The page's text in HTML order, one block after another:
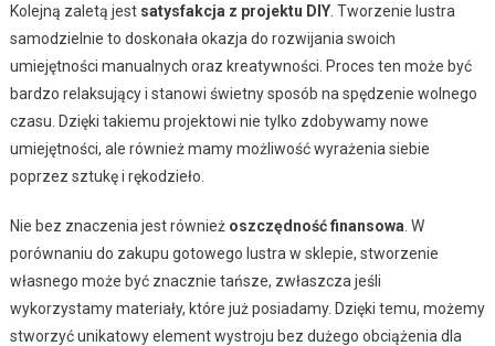
Kolejną zaletą jest satysfakcja z projektu DIY. Tworzenie lustra
samodzielnie to doskonała okazja do rozwijania swoich
umiejętności manualnych oraz kreatywności. Proces ten może być
bardzo relaksujący i stanowi świetny sposób na spędzenie wolnego
czasu. Dzięki takiemu projektowi nie tylko zdobywamy nowe
umiejętności, ale również mamy możliwość wyrażenia siebie
poprzez sztukę i rękodzieło.
Nie bez znaczenia jest również oszczędność finansowa . W
porównaniu do zakupu gotowego lustra w sklepie, stworzenie
własnego może być znacznie tańsze, zwłaszcza jeśli
wykorzystamy materiały, które już posiadamy. Dzięki temu, możemy
stworzyć unikatowy element wystroju bez dużego obciążenia dla